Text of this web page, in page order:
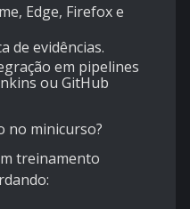
Edge, Firefox e
de evidências.
em pipelines
ou GitHub
no minicurso?
treinamento